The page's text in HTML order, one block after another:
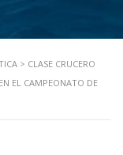
> CLASE CRUCERO
EL CAMPEONATO DE